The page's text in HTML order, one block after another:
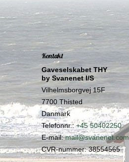
Kontakt
Gaveselskabet THY
by Svanenet I/S
Vilhelmsborgvej 15F
7700 Thisted
Danmark
Telefonnr.: +45 50402250
E-mail: mail@svanenet.com
CVR-nummer:38554565